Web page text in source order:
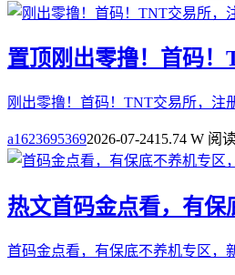
置顶刚出零撸！首码！
刚出零撸！首码！TNT交易所，注
a16236953692026-07-2415.74 W 阅
热文首码金点看，有保
首码金点看，有保底不养机专区，